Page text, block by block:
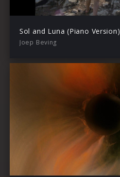
Sol and Luna (Piano Version)
Joep Beving